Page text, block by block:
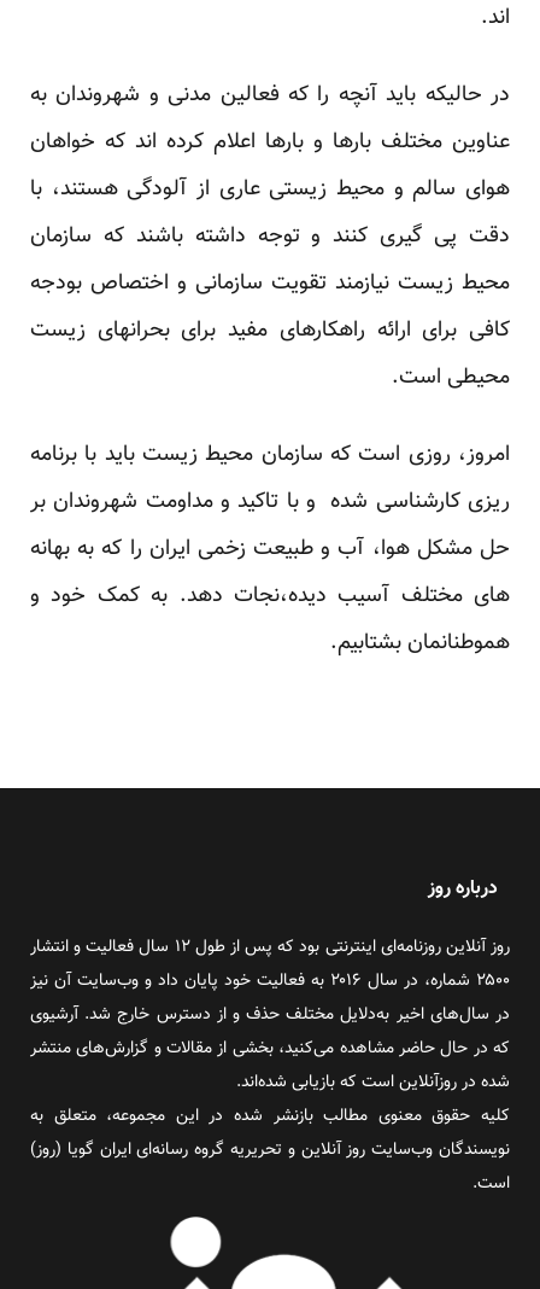
اند.
در حالیکه باید آنچه را که فعالین مدنی و شهروندان به
عناوین مختلف بارها و بارها اعلام کرده اند که خواهان
هوای سالم و محیط زیستی عاری از آلودگی هستند، با
دقت پی گیری کنند و توجه داشته باشند که سازمان
محیط زیست نیازمند تقویت سازمانی و اختصاص بودجه
کافی برای ارائه راهکارهای مفید برای بحرانهای زیست
محیطی است.
امروز، روزی است که سازمان محیط زیست باید با برنامه
ریزی کارشناسی شده و با تاکید و مداومت شهروندان بر
حل مشکل هوا، آب و طبیعت زخمی ایران را که به بهانه
های مختلف آسیب دیده،نجات دهد. به کمک خود و
هموطنانمان بشتابیم.
درباره روز
روز آنلاین روزنامه‌ای اینترنتی بود که پس از طول ۱۲ سال فعالیت و انتشار
۲۵۰۰ شماره، در سال ۲۰۱۶ به فعالیت خود پایان داد و وب‌سایت آن نیز
در سال‌های اخیر به‌دلایل مختلف حذف و از دسترس خارج شد. آرشیوی
که در حال حاضر مشاهده می‌کنید، بخشی از مقالات و گزارش‌های منتشر
شده در روزآنلاین است که بازیابی شده‌اند.
کلیه حقوق معنوی مطالب بازنشر شده در این مجموعه، متعلق به
نویسندگان وب‌سایت روز آنلاین و تحریریه گروه رسانه‌ای ایران گویا (روز)
است.